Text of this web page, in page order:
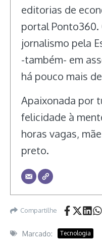
editorias de
portal Ponto360.
jornalismo pela
-também- em
há pouco mais
Apaixonada por
felicidade à
horas vagas,
preto.
Compartilhe
Marcado: Tecnologia